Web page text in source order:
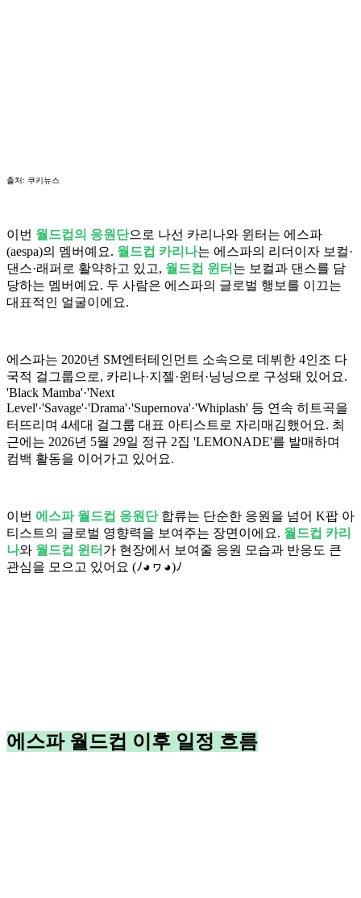
출처: 쿠키뉴스
이번 월드컵의 응원단으로 나선 카리나와 윈터는 에스파
(aespa)의 멤버예요. 월드컵 카리나는 에스파의 리더이자 보컬·
댄스·래퍼로 활약하고 있고, 월드컵 윈터 는 보컬과 댄스를 담
당하는 멤버예요. 두 사람은 에스파의 글로벌 행보를 이끄는
대표적인 얼굴이에요.
에스파는 2020년 SM엔터테인먼트 소속으로 데뷔한 4인조 다
국적 걸그룹으로, 카리나·지젤·윈터·닝닝으로 구성돼 있어요.
'Black Mamba'·'Next
Level'·'Savage'·'Drama'·'Supernova'·'Whiplash' 등 연속 히트곡을
터뜨리며 4세대 걸그룹 대표 아티스트로 자리매김했어요. 최
근에는 2026년 5월 29일 정규 2집 'LEMONADE'를 발매하며
컴백 활동을 이어가고 있어요.
이번 에스파 월드컵 응원단합류는 단순한 응원을 넘어 K팝 아
티스트의 글로벌 영향력을 보여주는 장면이에요. 월드컵 카리
나와 월드컵 윈터 가 현장에서 보여줄 응원 모습과 반응도 큰
관심을 모으고 있어요 (ﾉ◕ヮ◕)ﾉ
에스파 월드컵 이후 일정 흐름